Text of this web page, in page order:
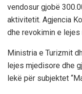
vendosur gjobë
aktivitetit. Agjencia
dhe revokimin e lejes
Ministria e Turizmit
lejes mjedisore dhe
lekë për subjektet